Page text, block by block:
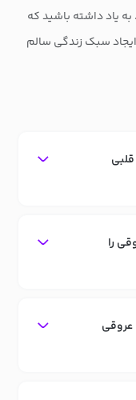
یاد داشته باشید که
سبک زندگی سالم
را
عروقی